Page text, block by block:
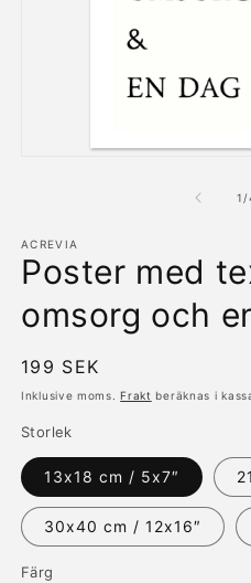
1 /
ACREVIA
Poster med
omsorg och
Ordinarie
pris
199 SEK
Inklusive moms. Frakt beräknas i
Storlek
13x18 cm / 5x7″
30x40 cm / 12x16″
Färg